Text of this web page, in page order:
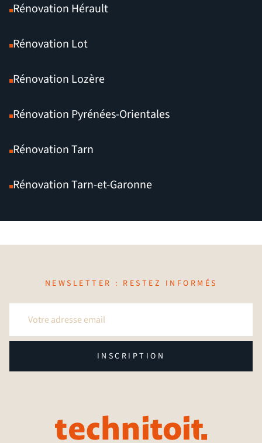
Rénovation Hérault
Rénovation Lot
Rénovation Lozère
Rénovation Pyrénées-Orientales
Rénovation Tarn
Rénovation Tarn-et-Garonne
NEWSLETTER : RESTEZ INFORMÉS
INSCRIPTION